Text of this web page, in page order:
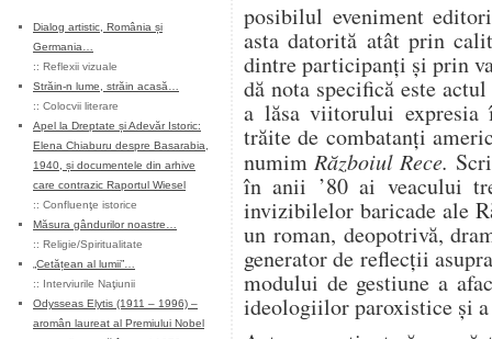
Dialog artistic, România și
Germania…
:: Reflexii vizuale
Străin-n lume, străin acasă…
:: Colocvii literare
Apel la Dreptate și Adevăr Istoric:
Elena Chiaburu despre Basarabia,
1940, și documentele din arhive
care contrazic Raportul Wiesel
:: Confluenţe istorice
Măsura gândurilor noastre…
:: Religie/Spiritualitate
„Cetățean al lumii”…
:: Interviurile Naţiunii
Odysseas Elytis (1911 – 1996) –
aromân laureat al Premiului Nobel
posibilul eveniment
asta datorită atât prin
dintre participanţi şi prin
dă nota specifică este
a lăsa viitorului expresia
trăite de combatanţi
numimRăzboiul Rece.
în anii ’80 ai veacului
invizibilelor baricade ale
un roman, deopotrivă,
generator de reflecţii
modului de gestiune a
ideologiilor paroxistice şi